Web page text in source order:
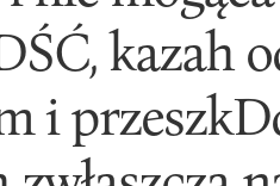
kazah
i